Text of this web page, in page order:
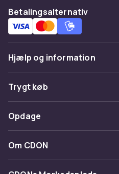
Betalingsalternativ
Hjælp og information
Ofte stillede spørgsmål
Spor pakke
Fortryd & returner her
Kontakt os
Trygt køb
Betaling
Levering
Opdage
Kategorier
Maerke
Om CDON
Om os